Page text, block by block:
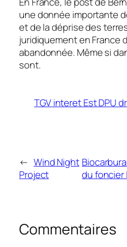
une donnée importante
et de la déprise des
juridiquement en France
abandonnée. Même si
sont.
TGV interet Est DPU
← Wind Night
Project
du foncier
Commentaires